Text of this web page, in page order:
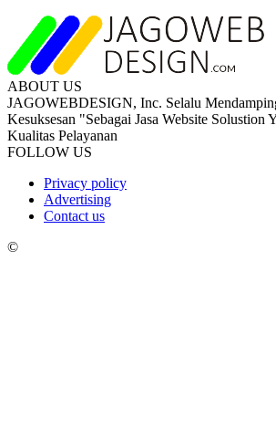
ABOUT US
JAGOWEBDESIGN, Inc. Selalu
Kesuksesan "Sebagai Jasa Website Solustion
Kualitas Pelayanan
FOLLOW US
Privacy policy
Advertising
Contact us
©